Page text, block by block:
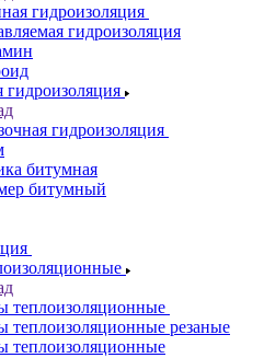
гидроизоляция
гидроизоляция
гидроизоляция
гидроизоляция
битумная
битумный
теплоизоляционные
теплоизоляционные резаные
теплоизоляционные